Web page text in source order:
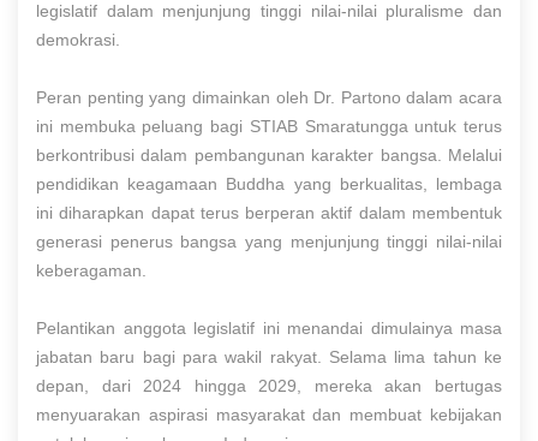
legislatif dalam menjunjung tinggi nilai-nilai pluralisme dan
demokrasi.
Peran penting yang dimainkan oleh Dr. Partono dalam acara
ini membuka peluang bagi STIAB Smaratungga untuk terus
berkontribusi dalam pembangunan karakter bangsa. Melalui
pendidikan keagamaan Buddha yang berkualitas, lembaga
ini diharapkan dapat terus berperan aktif dalam membentuk
generasi penerus bangsa yang menjunjung tinggi nilai-nilai
keberagaman.
Pelantikan anggota legislatif ini menandai dimulainya masa
jabatan baru bagi para wakil rakyat. Selama lima tahun ke
depan, dari 2024 hingga 2029, mereka akan bertugas
menyuarakan aspirasi masyarakat dan membuat kebijakan